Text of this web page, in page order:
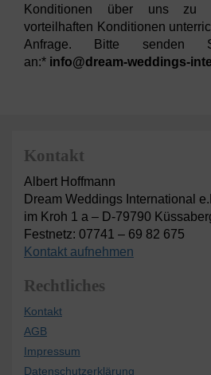
Konditionen über uns zu
vorteilhaften Konditionen
Anfrage. Bitte senden
an:* info@dream-weddings-
Kontakt
Albert Hoffmann
Dream Weddings International
im Kroh 1 a – D-79790
Festnetz: 07741 – 69 82 675
Kontakt aufnehmen
Rechtliches
Kontakt
AGB
Impressum
Datenschutzerklärung